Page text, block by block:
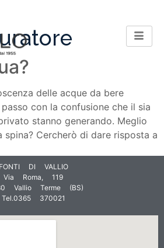
delle acque da bere
con la confusione che il sia
stanno generando. Meglio
spina? Cercherò di dare risposta a
FONTI DI VALLIO
Via Roma, 119
Vallio Terme (BS)
Tel.0365 370021